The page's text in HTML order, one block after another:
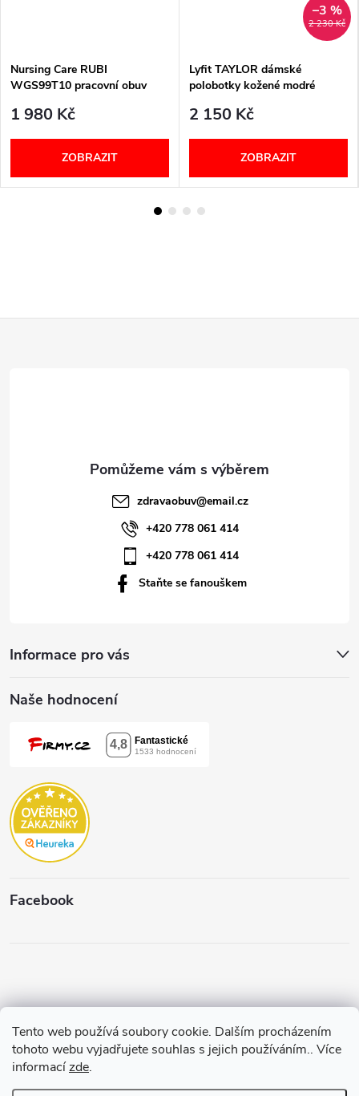
Tento web používá soubory cookie. Dalším procházením
tohoto webu vyjadřujete souhlas s jejich používáním.. Více
informacízde.
Nursing Care RUBI
WGS99T10 pracovní obuv
1 980 Kč
ZOBRAZIT
2 230 Kč
–3 %
Lyfit TAYLOR dámské
polobotky kožené modré
2 150 Kč
ZOBRAZIT
Informace pro vás
Naše hodnocení
Facebook
zdravaobuv@email.cz
+420 778 061 414
+420 778 061 414
Staňte se fanouškem
Vytvořil a spravuje Pohání Shoptet
Copyright 2026 Štěpánková & C. . Všechna práva vyhrazena.
Upravit
nastavení cookies